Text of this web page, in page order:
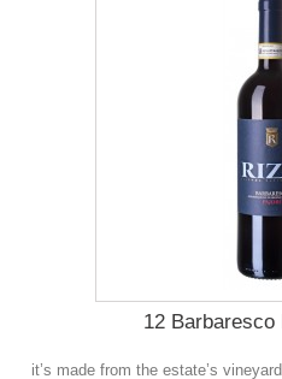
12
it’s made from the estate’s